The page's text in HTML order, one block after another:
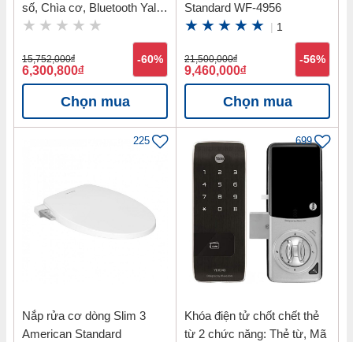
số, Chìa cơ, Bluetooth Yale
YDM7116 MB
15,752,000đ
6,300,800đ
-60%
Chọn mua
Standard WF-4956
| 1
21,500,000đ
9,460,000đ
-56%
Chọn mua
225
Nắp rửa cơ dòng Slim 3
American Standard
699
Khóa điện tử chốt chết thẻ
từ 2 chức năng: Thẻ từ, Mã